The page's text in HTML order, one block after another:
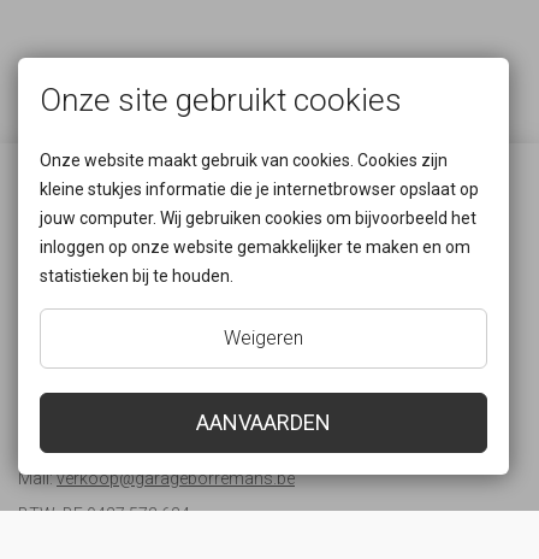
Waar zijn we gelegen?
Rijksweg 55
2880 Bornem
België
Neem contact met ons op!
Mail:verkoop@garageborremans.be
BTW: BE 0427.572.634
Onze site gebruikt cookies
Onze website maakt gebruik van cookies. Cookies zijn
kleine stukjes informatie die je internetbrowser opslaat op
jouw computer. Wij gebruiken cookies om bijvoorbeeld het
inloggen op onze website gemakkelijker te maken en om
statistieken bij te houden.
Weigeren
AANVAARDEN